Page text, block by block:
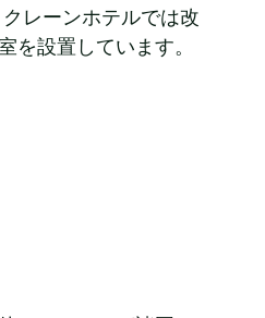
レーンホテルでは改
を設置しています。